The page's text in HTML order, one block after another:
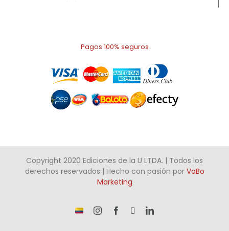
Pagos 100% seguros
Copyright 2020 Ediciones de la U LTDA. | Todos los
derechos reservados | Hecho con pasión por VoBo
Marketing
¡Somos InstagramFacebook LinkedIn